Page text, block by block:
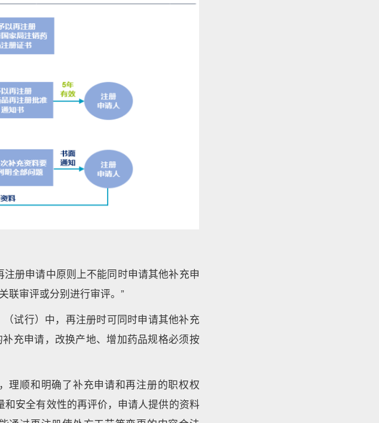
册申请中原则上不能同时申请其他补充申
联审评或分别进行审评。”
试行）中，再注册时可同时申请其他补充
充申请，改换产地、增加药品规格必须按
理顺和明确了补充申请和再注册的职权权
安全有效性的再评价，申请人提供的资料